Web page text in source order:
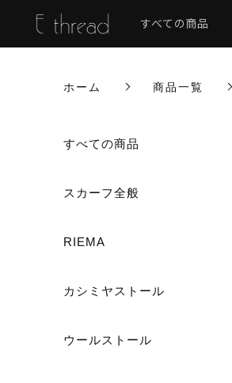
すべての商品
ホーム 商品一覧
すべての商品
スカーフ全般
RIEMA
カシミヤストール
ウールストール